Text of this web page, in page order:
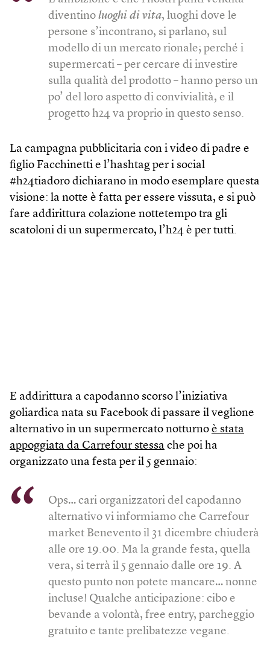
diventino luoghi di vita, luoghi dove le
persone s’incontrano, si parlano, sul
modello di un mercato rionale; perché i
supermercati – per cercare di investire
sulla qualità del prodotto – hanno perso un
po’ del loro aspetto di convivialità, e il
progetto h24 va proprio in questo senso.
La campagna pubblicitaria con i video di padre e
figlio Facchinetti e l’hashtag per i social
#h24tiadoro dichiarano in modo esemplare questa
visione: la notte è fatta per essere vissuta, e si può
fare addirittura colazione nottetempo tra gli
scatoloni di un supermercato, l’h24 è per tutti.
E addirittura a capodanno scorso l’iniziativa
goliardica nata su Facebook di passare il veglione
alternativo in un supermercato notturno è stata
appoggiata da Carrefour stessa che poi ha
organizzato una festa per il 5 gennaio:
Ops… cari organizzatori del capodanno
alternativo vi informiamo che Carrefour
market Benevento il 31 dicembre chiuderà
alle ore 19.00. Ma la grande festa, quella
vera, si terrà il 5 gennaio dalle ore 19. A
questo punto non potete mancare… nonne
incluse! Qualche anticipazione: cibo e
bevande a volontà, free entry, parcheggio
gratuito e tante prelibatezze vegane.